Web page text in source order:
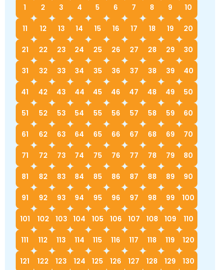
Немецкий язык
География
История
Биология
Технология
История
ОБЖ
География
1 2 3 4 5 6 7 8 9 10
11 12 13 14 15 16 17 18 19 20
21 22 23 24 25 26 27 28 29 30
31 32 33 34 35 36 37 38 39 40
41 42 43 44 45 46 47 48 49 50
51 52 53 54 55 56 57 58 59 60
61 62 63 64 65 66 67 68 69 70
71 72 73 74 75 76 77 78 79 80
81 82 83 84 85 86 87 88 89 90
91 92 93 94 95 96 97 98 99 100
101 102 103 104 105 106 107 108 109 110
111 112 113 114 115 116 117 118 119 120
121 122 123 124 125 126 127 128 129 130